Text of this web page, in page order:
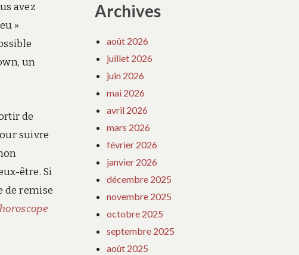
avez
»
un
de
suivre
être. Si
de remise
Archives
août 2026
juillet 2026
juin 2026
mai 2026
avril 2026
mars 2026
février 2026
janvier 2026
décembre 2025
novembre 2025
octobre 2025
septembre 2025
août 2025